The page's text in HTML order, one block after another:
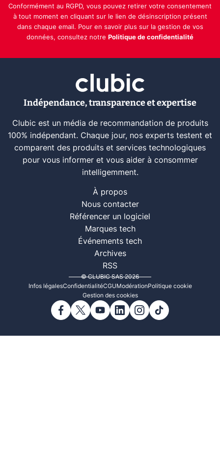
Conformément au RGPD, vous pouvez retirer votre consentement
à tout moment en cliquant sur le lien de désinscription présent
dans chaque email. Pour en savoir plus sur la gestion de vos
données, consultez notre Politique de confidentialité
Indépendance, transparence et expertise
Clubic est un média de recommandation de produits
100% indépendant. Chaque jour, nos experts testent et
comparent des produits et services technologiques
pour vous informer et vous aider à consommer
intelligemment.
À propos
Nous contacter
Référencer un logiciel
Marques tech
Événements tech
Archives
RSS
© CLUBIC SAS 2026
Infos légalesConfidentialitéCGUModérationPolitique cookie
Gestion des cookies